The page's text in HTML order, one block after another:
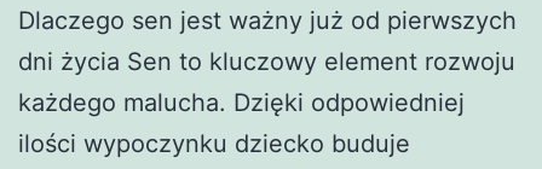
Dlaczego sen jest ważny już od pierwszych
dni życia Sen to kluczowy element rozwoju
każdego malucha. Dzięki odpowiedniej
ilości wypoczynku dziecko buduje